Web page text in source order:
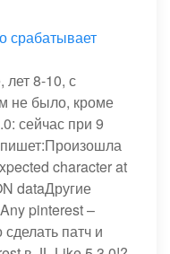
срабатывает
лет 8-10, с
не было, кроме
сейчас при 9
пишет:Произошла
character at
dataДругие
pinterest –
патч и